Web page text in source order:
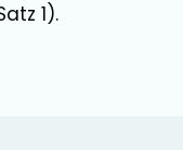
1).